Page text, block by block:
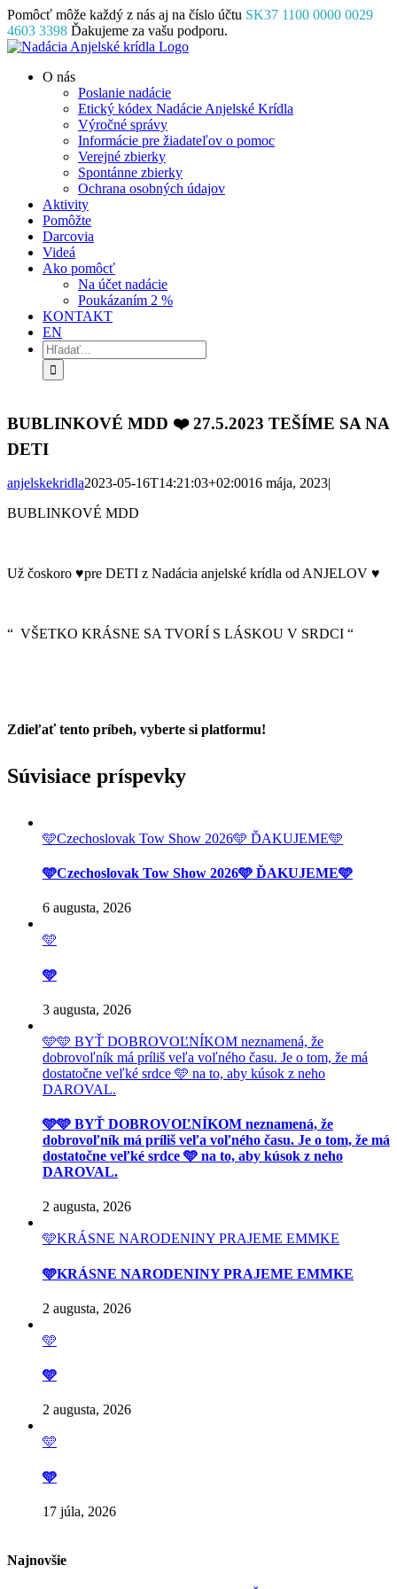
Skip
to
content
Pomôcť môže každý z nás aj na číslo účtu SK37 1100 0000 0029
4603 3398 Ďakujeme za vašu podporu.
Facebook
Instagram
YouTube
O nás
Poslanie nadácie
Etický kódex Nadácie Anjelské Krídla
Výročné správy
Informácie pre žiadateľov o pomoc
Verejné zbierky
Spontánne zbierky
Ochrana osobných údajov
Aktivity
Pomôžte
Darcovia
Videá
Ako pomôcť
Na účet nadácie
Poukázaním 2 %
KONTAKT
EN
Hľadať:
BUBLINKOVÉ MDD ❤️ 27.5.2023 TEŠÍME SA NA
DETI
anjelskekridla2023-05-16T14:21:03+02:0016 mája, 2023|
BUBLINKOVÉ MDD
Už čoskoro ♥️pre DETI z Nadácia anjelské krídla od ANJELOV ♥️
“ VŠETKO KRÁSNE SA TVORÍ S LÁSKOU V SRDCI “
Zdieľať tento príbeh, vyberte si platformu!
Súvisiace príspevky
🩵Czechoslovak Tow Show 2026🩵 ĎAKUJEME🩵
🩵Czechoslovak Tow Show 2026🩵 ĎAKUJEME🩵
6 augusta, 2026
🩵
🩵
3 augusta, 2026
🩵🩵 BYŤ DOBROVOĽNÍKOM neznamená, že
dobrovoľník má príliš veľa voľného času. Je o tom, že má
dostatočne veľké srdce 🩵 na to, aby kúsok z neho
DAROVAL.
🩵🩵 BYŤ DOBROVOĽNÍKOM neznamená, že
dobrovoľník má príliš veľa voľného času. Je o tom, že má
dostatočne veľké srdce 🩵 na to, aby kúsok z neho
DAROVAL.
2 augusta, 2026
🩵KRÁSNE NARODENINY PRAJEME EMMKE
🩵KRÁSNE NARODENINY PRAJEME EMMKE
2 augusta, 2026
🩵
🩵
2 augusta, 2026
🩵
🩵
17 júla, 2026
Najnovšie